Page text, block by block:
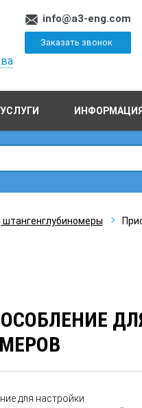
info@a3-eng.com
Заказать звонок
УСЛУГИ ИНФОРМАЦИЯ
штангенглубиномеры
для настройки